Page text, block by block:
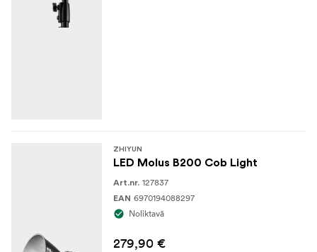
ZHIYUN
LED Molus B200 Cob Light
Art.nr. 127837
EAN 6970194088297
Noliktavā
279,90 €